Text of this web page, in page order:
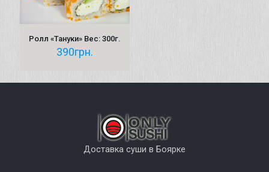
Ролл «Тануки» Вес: 300г.
390грн.
Доставка суши в Боярке